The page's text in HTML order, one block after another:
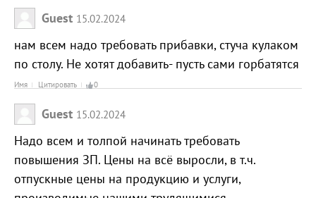
Guest 15.02.2024
нам всем надо требовать прибавки, стуча кулаком
по столу. Не хотят добавить- пусть сами горбатятся
Имя Цитировать 0
Guest 15.02.2024
Надо всем и толпой начинать требовать
повышения ЗП. Цены на всё выросли, в т.ч.
отпускные цены на продукцию и услуги,